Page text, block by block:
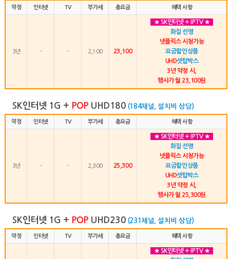
약정 인터넷 TV 부가세 총요금 혜택 사항
3년 - - 2,100 23,100
★ SK인터넷 + IPTV ★
화질 선명
넷플릭스 시청가능
요금할인상품
UHD셋탑박스
3년 약정 시,
행사가 월 23,100원
SK인터넷 1G + POPUHD180 (184채널, 설치비 상담)
약정 인터넷 TV 부가세 총요금 혜택 사항
3년 - - 2,300 25,300
★ SK인터넷 + IPTV ★
화질 선명
넷플릭스 시청가능
요금할인상품
UHD셋탑박스
3년 약정 시,
행사가 월 25,300원
SK인터넷 1G + POPUHD230 (231채널, 설치비 상담)
약정 인터넷 TV 부가세 총요금 혜택 사항
★ SK인터넷 + IPTV ★